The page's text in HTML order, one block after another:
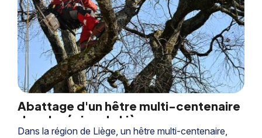
Abattage d'un hêtre multi-centenaire
dans la région de Liège
Dans la région de Liège, un hêtre multi-centenaire,